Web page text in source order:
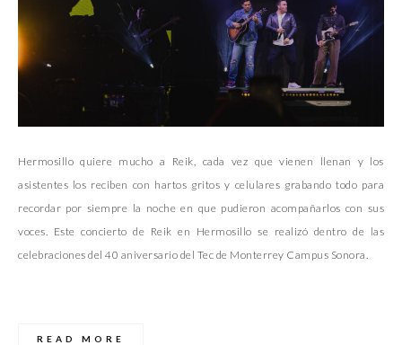
Hermosillo quiere mucho a Reik, cada vez que vienen llenan y los
asistentes los reciben con hartos gritos y celulares grabando todo para
recordar por siempre la noche en que pudieron acompañarlos con sus
voces. Este concierto de Reik en Hermosillo se realizó dentro de las
celebraciones del 40 aniversario del Tec de Monterrey Campus Sonora.
READ MORE